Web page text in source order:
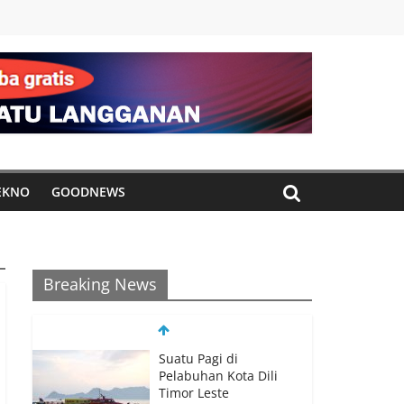
GOODNEWS
Breaking News
Suatu Pagi di
Pelabuhan Kota Dili
Timor Leste